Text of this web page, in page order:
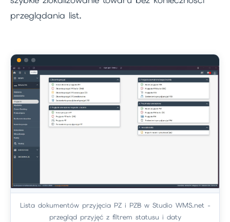
przeglądania list.
Lista dokumentów przyjęcia PZ i PZB w Studio WMS.net -
przegląd przyjęć z filtrem statusu i daty